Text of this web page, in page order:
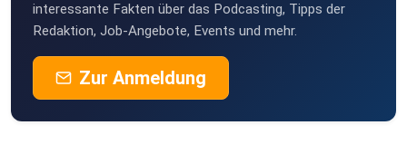
interessante Fakten über das Podcasting, Tipps der
Redaktion, Job-Angebote, Events und mehr.
Zur Anmeldung